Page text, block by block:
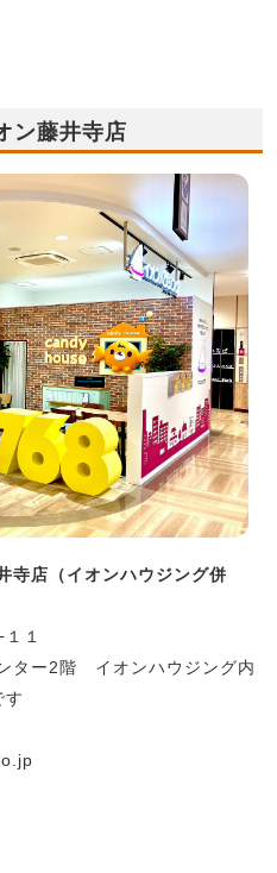
ン藤井寺店
店（イオンハウジング併
１
ター2階 イオンハウジング内
す